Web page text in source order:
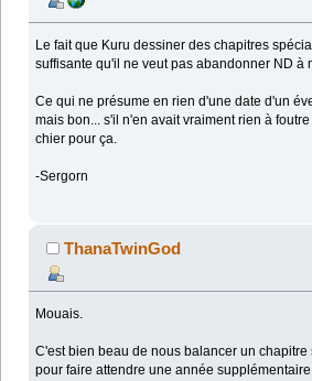
Le fait que Kuru dessiner des chapitres
suffisante qu'il ne veut pas abandonner ND à
Ce qui ne présume en rien d'une date d'un
mais bon... s'il n'en avait vraiment rien à
chier pour ça.
-Sergorn
ThanaTwinGod
Mouais.
C'est bien beau de nous balancer un chapitre
pour faire attendre une année